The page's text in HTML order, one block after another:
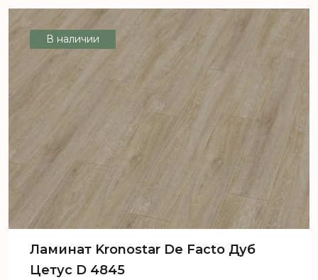
В наличии
Ламинат Kronostar De Facto Дуб
Цетус D 4845